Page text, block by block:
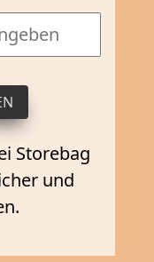
Storebag
und